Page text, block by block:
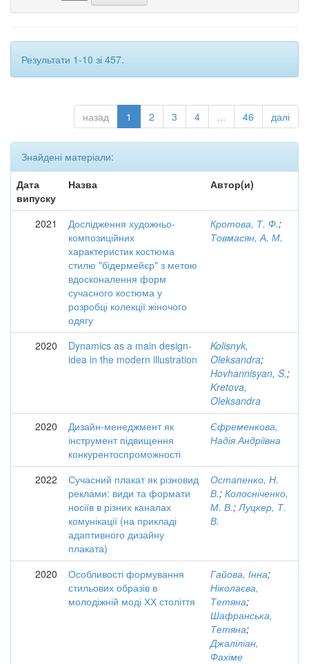
Результати 1-10 зі 457.
назад 1 2 3 4 ... 46 далі
Знайдені матеріали:
Дата
випуску
Назва Автор(и)
2021
Дослідження художньо-
композиційних
характеристик костюма
стилю "бідермейєр" з метою
вдосконалення форм
сучасного костюма у
розробці колекції жіночого
одягу
Кротова, Т. Ф.;
Товмасян, А. М.
2020
Dynamics as a main design-
idea in the modern illustration
Kolisnyk,
Oleksandra;
Hovhannisyan, S.;
Kretova,
Oleksandra
2020
Дизайн-менеджмент як
інструмент підвищення
конкурентоспроможності
Єфременкова,
Надія Андріївна
2022
Сучасний плакат як різновид
реклами: види та формати
носіїв в різних каналах
комунікації (на прикладі
адаптивного дизайну
плаката)
Остапенко, Н.
В.; Колосніченко,
М. В.;Луцкер, Т.
В.
2020
Особливості формування
стильових образів в
молодіжній моді ХХ століття
Гайова, Інна;
Ніколаєва,
Тетяна;
Шафранська,
Тетяна;
Джаліліан,
Фахіме